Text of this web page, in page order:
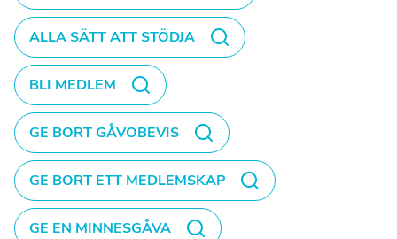
ALLA SÄTT ATT STÖDJA
BLI MEDLEM
GE BORT GÅVOBEVIS
GE BORT ETT MEDLEMSKAP
GE EN MINNESGÅVA